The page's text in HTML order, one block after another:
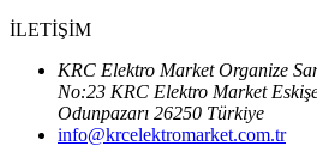
İLETİŞİM
KRC Elektro Market Organize
No:23 KRC Elektro Market
Odunpazarı 26250 Türkiye
info@krcelektromarket.com.tr